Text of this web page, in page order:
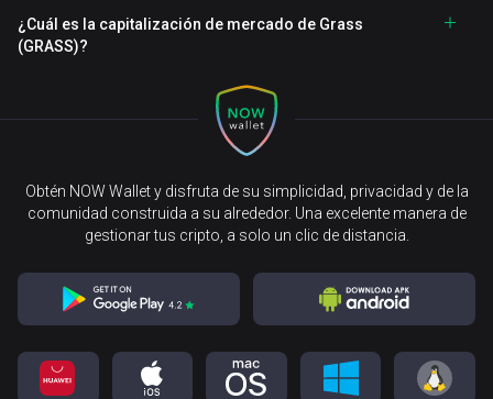
¿Cuál es la capitalización de mercado de Grass
(GRASS)?
Obtén NOW Wallet y disfruta de su simplicidad, privacidad y de la
comunidad construida a su alrededor. Una excelente manera de
gestionar tus cripto, a solo un clic de distancia.